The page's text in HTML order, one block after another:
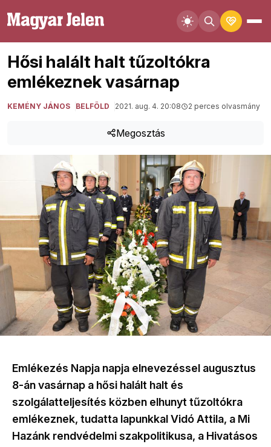
Hősi halált halt tűzoltókra
emlékeznek vasárnap
KEMÉNY JÁNOS BELFÖLD 2021. aug. 4. 20:08 2 perces olvasmány
Megosztás
Emlékezés Napja napja elnevezéssel augusztus
8-án vasárnap a hősi halált halt és
szolgálatteljesítés közben elhunyt tűzoltókra
emlékeznek, tudatta lapunkkal Vidó Attila, a Mi
Hazánk rendvédelmi szakpolitikusa, a Hivatásos